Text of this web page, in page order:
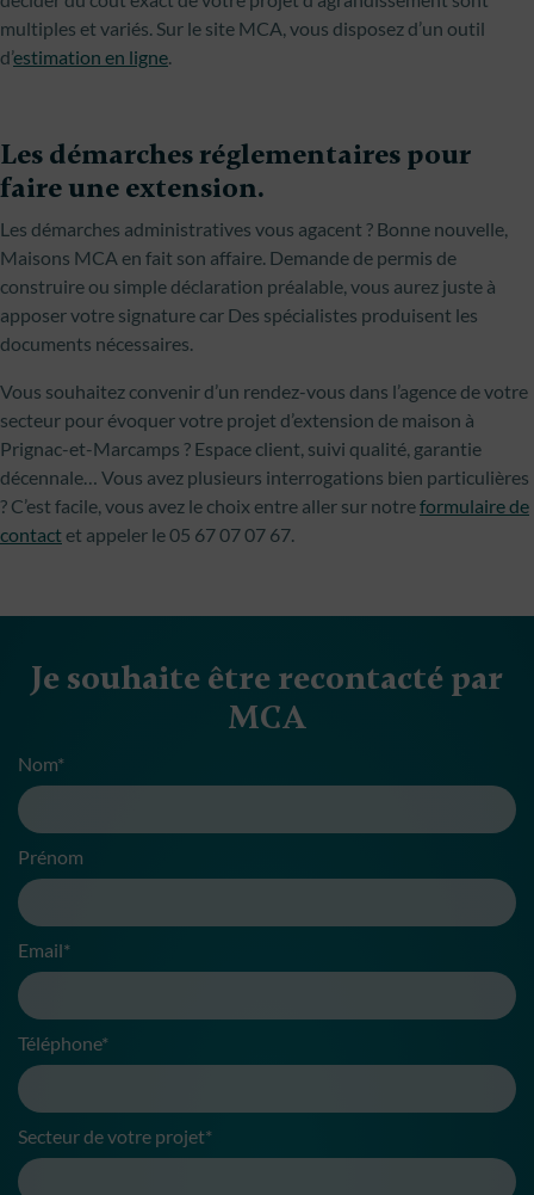
multiples et variés. Sur le site MCA, vous disposez d’un outil
d’estimation en ligne.
Les démarches réglementaires pour
faire une extension.
Les démarches administratives vous agacent ? Bonne nouvelle,
Maisons MCA en fait son affaire. Demande de permis de
construire ou simple déclaration préalable, vous aurez juste à
apposer votre signature car Des spécialistes produisent les
documents nécessaires.
Vous souhaitez convenir d’un rendez-vous dans l’agence de votre
secteur pour évoquer votre projet d’extension de maison à
Prignac-et-Marcamps ? Espace client, suivi qualité, garantie
décennale… Vous avez plusieurs interrogations bien particulières
? C’est facile, vous avez le choix entre aller sur notreformulaire de
contact et appeler le 05 67 07 07 67.
Je souhaite être recontacté par
MCA
Nom*
Prénom
Email*
Téléphone*
Secteur de votre projet*